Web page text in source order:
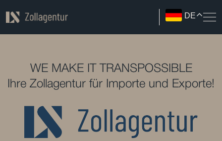
DE
WE MAKE IT TRANSPOSSIBLE
Ihre Zollagentur für Importe und Exporte!